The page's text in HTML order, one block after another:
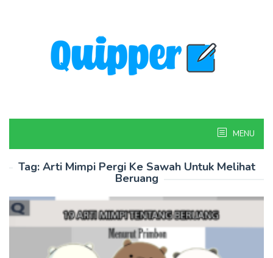
MENU
Tag: Arti Mimpi Pergi Ke Sawah Untuk Melihat
Beruang